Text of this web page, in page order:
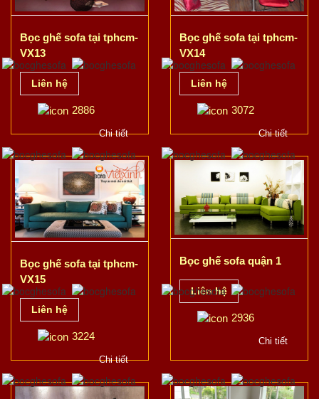
Bọc ghế sofa tại tphcm-
VX13
Liên hệ
2886
Chi tiết
Bọc ghế sofa tại tphcm-
VX14
Liên hệ
3072
Chi tiết
Bọc ghế sofa tại tphcm-
VX15
Liên hệ
3224
Chi tiết
Bọc ghế sofa quận 1
Liên hệ
2936
Chi tiết